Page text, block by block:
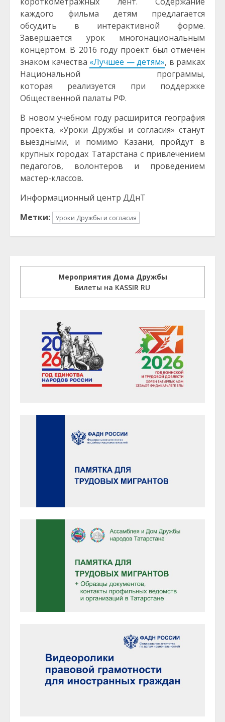
каждого фильма детям предлагается
обсудить в интерактивной форме.
Завершается урок многонациональным
концертом. В 2016 году проект был отмечен
знаком качества «Лучшее — детям», в рамках
Национальной программы,
которая реализуется при поддержке
Общественной палаты РФ.
В новом учебном году расширится география
проекта, «Уроки Дружбы и согласия» станут
выездными, и помимо Казани, пройдут в
крупных городах Татарстана с привлечением
педагогов, волонтеров и проведением
мастер-классов.
Информационный центр ДДнТ
Метки: Уроки Дружбы и согласия
Мероприятия Дома Дружбы
Билеты на KASSIR RU